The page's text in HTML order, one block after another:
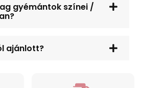
gyémántok színei /
ajánlott?